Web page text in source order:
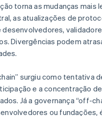
torna as mudanças mais
as atualizações de
desenvolvedores,
Divergências podem
surgiu como tentativa
e a concentração
Já a governança “off-
ou fundações,